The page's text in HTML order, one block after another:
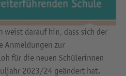
weist darauf hin, dass sich der
Anmeldungen zur
für die neuen Schülerinnen
2023/24 geändert hat.